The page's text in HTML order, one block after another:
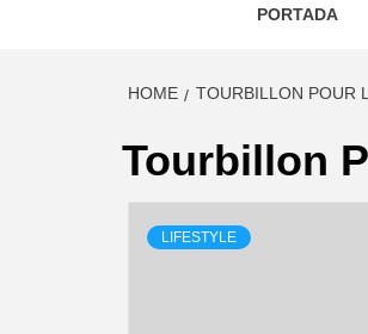
PORTADA
HOME TOURBILLON POUR
Tourbillon
LIFESTYLE